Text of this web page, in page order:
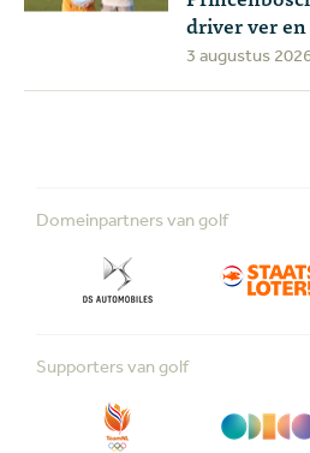
driver ver
3 augustus
Domeinpartners van golf
Supporters van golf